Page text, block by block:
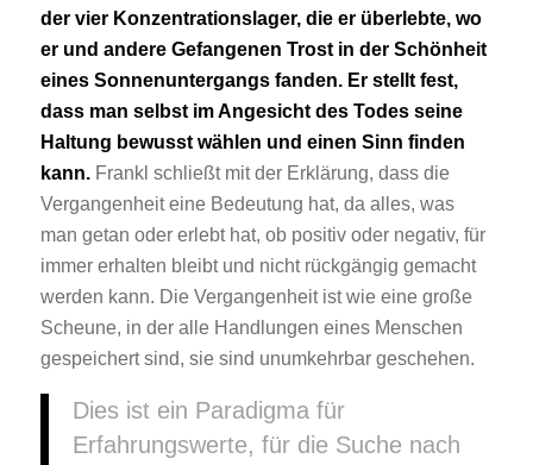
der vier Konzentrationslager, die er überlebte, wo
er und andere Gefangenen Trost in der Schönheit
eines Sonnenuntergangs fanden. Er stellt fest,
dass man selbst im Angesicht des Todes seine
Haltung bewusst wählen und einen Sinn finden
kann.Frankl schließt mit der Erklärung, dass die
Vergangenheit eine Bedeutung hat, da alles, was
man getan oder erlebt hat, ob positiv oder negativ, für
immer erhalten bleibt und nicht rückgängig gemacht
werden kann. Die Vergangenheit ist wie eine große
Scheune, in der alle Handlungen eines Menschen
gespeichert sind, sie sind unumkehrbar geschehen.
Dies ist ein Paradigma für
Erfahrungswerte, für die Suche nach